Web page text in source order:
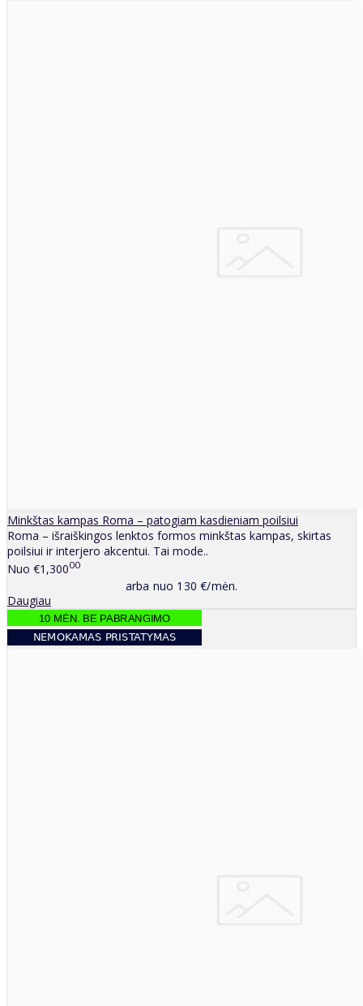
Minkštas kampas Roma – patogiam kasdieniam poilsiui
Roma – išraiškingos lenktos formos minkštas kampas, skirtas
poilsiui ir interjero akcentui. Tai mode..
Nuo €1,30000
arba nuo 130 €/mėn.
Daugiau